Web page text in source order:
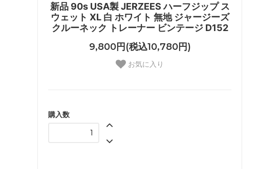
新品 90s USA製 JERZEES ハーフジップ ス
ウェット XL 白 ホワイト 無地 ジャージーズ
クルーネック トレーナー ビンテージ D152
9,800円(税込10,780円)
お気に入り
購入数